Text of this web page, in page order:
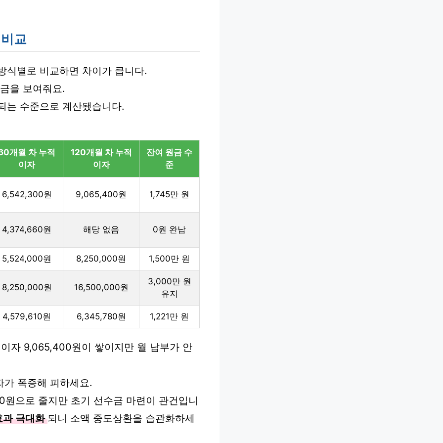
교
식별로 비교하면 차이가 큽니다.
을 보여줘요.
는 수준으로 계산됐습니다.
개월 차 누적
이자
120개월 차 누적
이자
잔여 원금 수
준
6,542,300원 9,065,400원 1,745만 원
4,374,660원 해당 없음 0원 완납
5,524,000원 8,250,000원 1,500만 원
8,250,000원 16,500,000원
3,000만 원
유지
4,579,610원 6,345,780원 1,221만 원
자 9,065,400원이 쌓이지만 월 납부가 안
폭증해 피하세요.
으로 줄지만 초기 선수금 마련이 관건입니
과 극대화 되니 소액 중도상환을 습관화하세